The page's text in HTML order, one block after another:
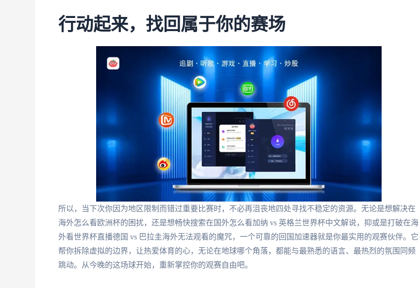
行动起来，找回属于你的赛场
所以，当下次你因为地区限制而错过重要比赛时，不必再沮丧地四处寻找不稳定的资源。无论是想解决在
海外怎么看欧洲杯的困扰，还是想畅快搜索在国外怎么看加纳 vs 英格兰世界杯中文解说，抑或是打破在海
外看世界杯直播德国 vs 巴拉圭海外无法观看的魔咒，一个可靠的回国加速器就是你最实用的观赛伙伴。它
帮你拆除虚拟的边界，让热爱体育的心，无论在地球哪个角落，都能与最熟悉的语言、最热烈的氛围同频
跳动。从今晚的这场球开始，重新掌控你的观赛自由吧。